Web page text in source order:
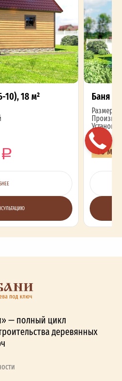
10), 18 м² Баня
Размеры:
16 м
— полный цикл
деревянных